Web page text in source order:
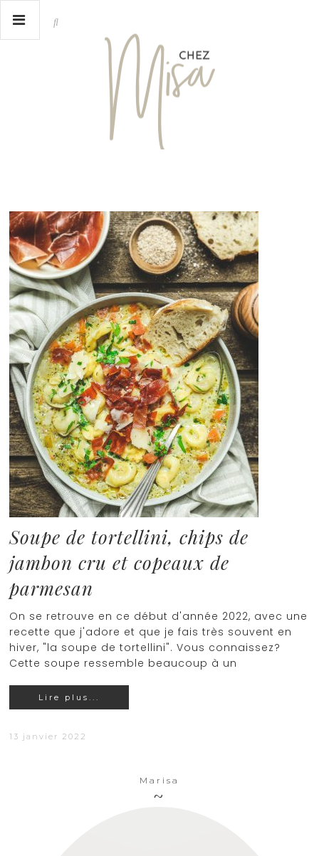
Soupe de tortellini, chips de
jambon cru et copeaux de
parmesan
On se retrouve en ce début d'année 2022, avec une
recette que j'adore et que je fais très souvent en
hiver, "la soupe de tortellini". Vous connaissez?
Cette soupe ressemble beaucoup à un
Lire plus...
13 janvier 2022
Marisa